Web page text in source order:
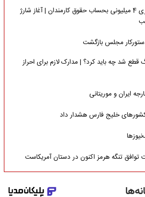
غافلگیری دولت با واریزی 4 میلیونی بحساب حقوق کارمندان | آغاز شارژ
مجلس بازگشت
قطع شد چه باید کرد؟ | مدارک لازم برای احراز
ایران و موریتانی
کشورهای خلیج فارس هشدار داد
توافق تنگه هرمز اکنون در دستان آمریکاست